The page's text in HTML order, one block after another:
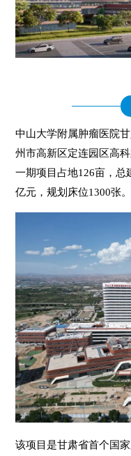
中山大学附属肿瘤医院
州市高新区定连园区高
一期项目占地126亩，总
亿元，规划床位1300张。
该项目是甘肃省首个国